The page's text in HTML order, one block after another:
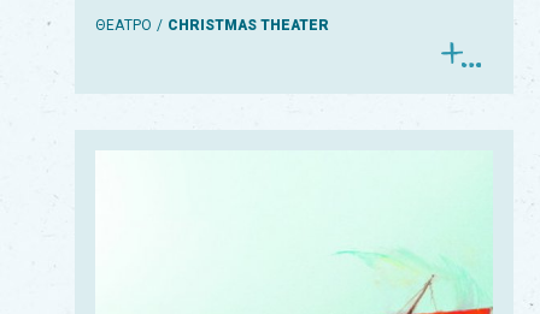
ΘΕΑΤΡΟ CHRISTMAS THEATER